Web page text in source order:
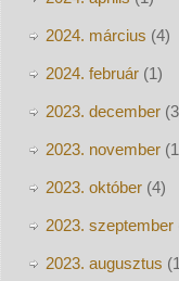
2024. március (4)
2024. február(1)
2023. december
2023. november
2023. október(4)
2023. szeptember
2023. augusztus